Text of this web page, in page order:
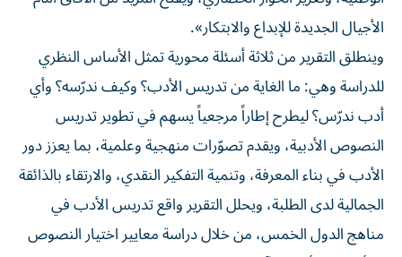
الأجيال الجديدة للإبداع والابتكار».
وينطلق التقرير من ثلاثة أسئلة محورية تمثل الأساس النظري
للدراسة وهي: ما الغاية من تدريس الأدب؟ وكيف ندرّسه؟ وأي
أدب ندرّس؟ ليطرح إطاراً مرجعياً يسهم في تطوير تدريس
النصوص الأدبية، ويقدم تصوّرات منهجية وعلمية، بما يعزز دور
الأدب في بناء المعرفة، وتنمية التفكير النقدي، والارتقاء بالذائقة
الجمالية لدى الطلبة، ويحلل التقرير واقع تدريس الأدب في
مناهج الدول الخمس، من خلال دراسة معايير اختيار النصوص